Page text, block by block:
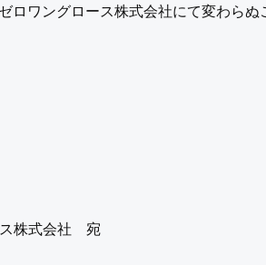
ワングロース株式会社にて変わらぬ
ス株式会社 宛